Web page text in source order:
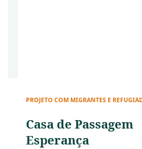
PROJETO COM MIGRANTES E
Casa de Passagem
Esperança